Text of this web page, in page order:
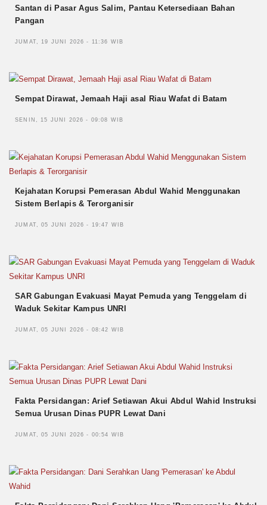
Santan di Pasar Agus Salim, Pantau Ketersediaan Bahan
Pangan
JUMAT, 19 JUNI 2026 - 11:36 WIB
Sempat Dirawat, Jemaah Haji asal Riau Wafat di Batam
SENIN, 15 JUNI 2026 - 09:08 WIB
Kejahatan Korupsi Pemerasan Abdul Wahid Menggunakan
Sistem Berlapis & Terorganisir
JUMAT, 05 JUNI 2026 - 19:47 WIB
SAR Gabungan Evakuasi Mayat Pemuda yang Tenggelam di
Waduk Sekitar Kampus UNRI
JUMAT, 05 JUNI 2026 - 08:42 WIB
Fakta Persidangan: Arief Setiawan Akui Abdul Wahid Instruksi
Semua Urusan Dinas PUPR Lewat Dani
JUMAT, 05 JUNI 2026 - 00:54 WIB